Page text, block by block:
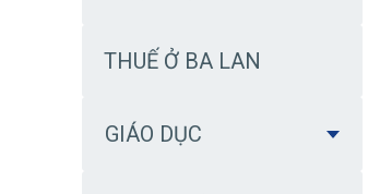
THUẾ Ở BA LAN
GIÁO DỤC